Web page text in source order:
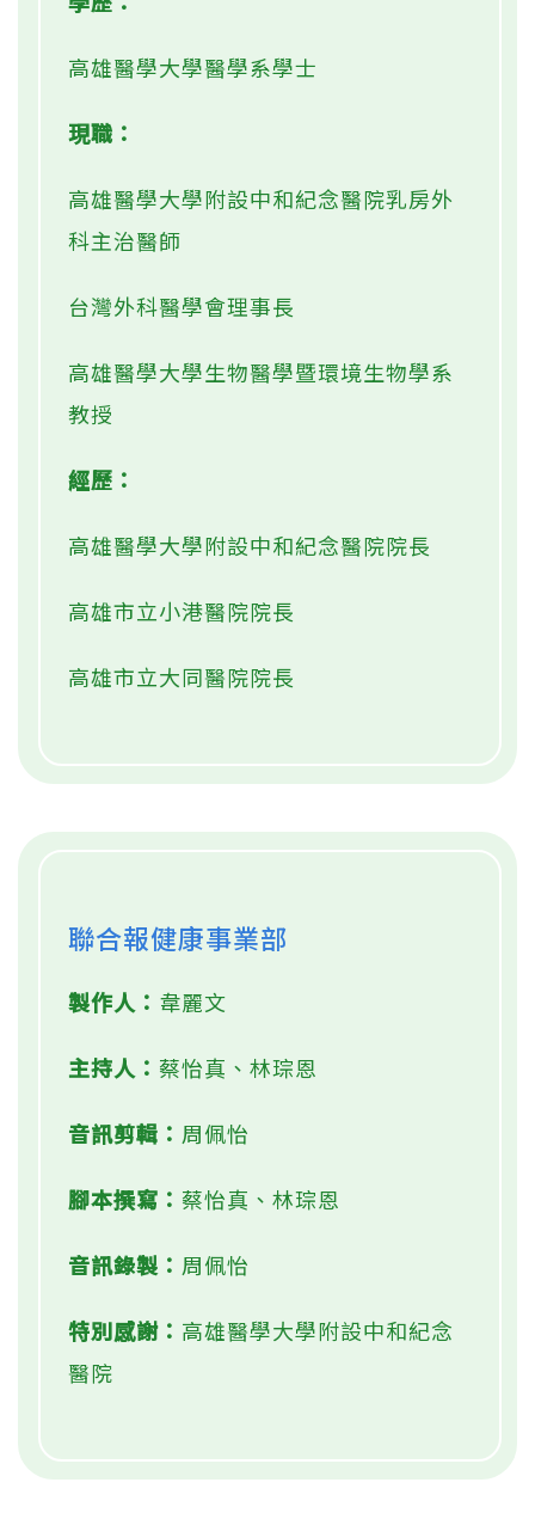
高雄醫學大學醫學系學士
現職：
高雄醫學大學附設中和紀念醫院乳房外
科主治醫師
台灣外科醫學會理事長
高雄醫學大學生物醫學暨環境生物學系
教授
經歷：
高雄醫學大學附設中和紀念醫院院長
高雄市立小港醫院院長
高雄市立大同醫院院長
聯合報健康事業部
製作人： 韋麗文
主持人： 蔡怡真、林琮恩
音訊剪輯： 周佩怡
腳本撰寫： 蔡怡真、林琮恩
音訊錄製： 周佩怡
特別感謝： 高雄醫學大學附設中和紀念
醫院